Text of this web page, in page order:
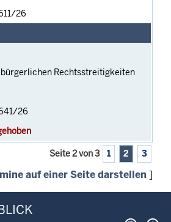
26
bürgerlichen Rechtsstreitigkeiten
26
Seite 2 von 3 1 2 3
auf einer Seite darstellen ]